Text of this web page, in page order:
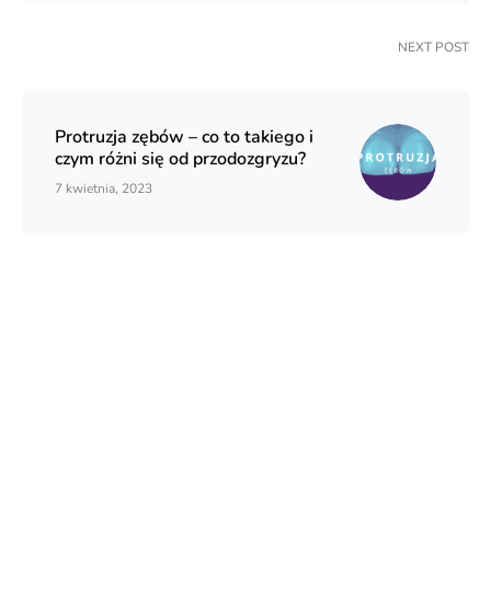
NEXT POST
Protruzja zębów – co to takiego i
czym różni się od przodozgryzu?
7 kwietnia, 2023